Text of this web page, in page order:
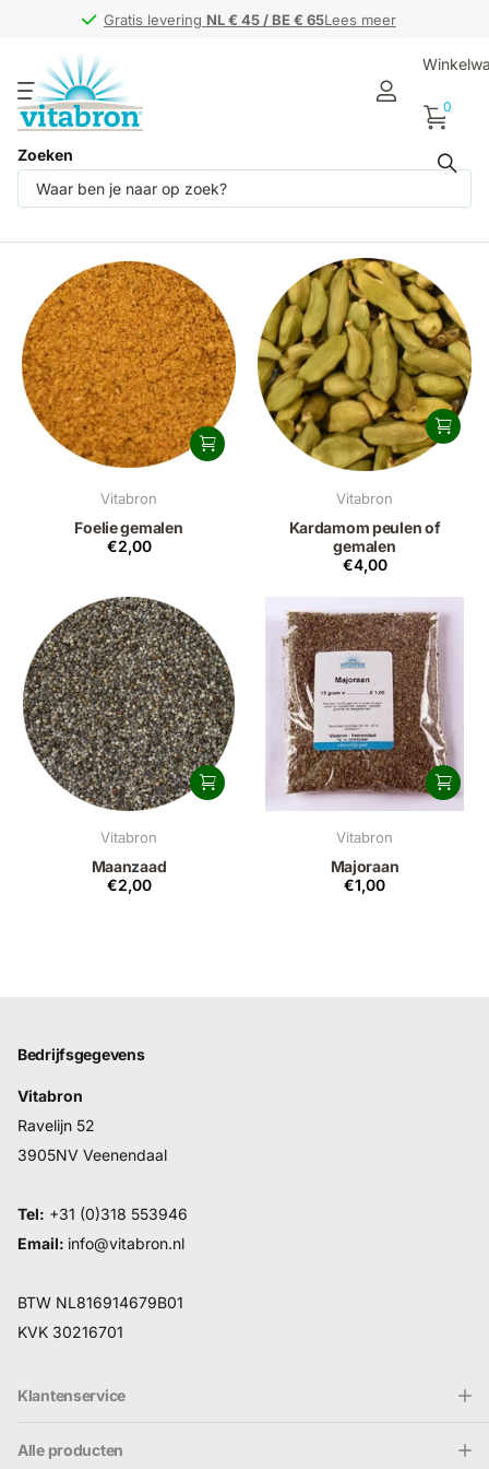
Gratis levering NL € 45 / BE € 65Lees meer
Gratis levering NL € 45 / BE € 65
Zoeken
0
Producten (4)
Vitabron
Foelie gemalen
€2,00
Vitabron
Kardamom peulen of
gemalen
€4,00
Vitabron
Maanzaad
€2,00
Vitabron
Majoraan
€1,00
Klantenservice
Alle producten
Bedrijfsgegevens
Vitabron
Ravelijn 52
3905NV Veenendaal
Tel: +31 (0)318 553946
Email: info@vitabron.nl
BTW NL816914679B01
KVK 30216701